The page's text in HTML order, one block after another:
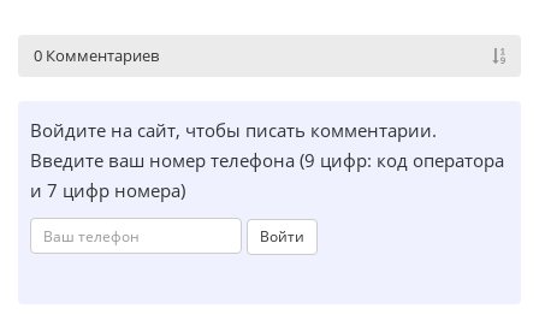
0 Комментариев
Войдите на сайт, чтобы писать комментарии.
Введите ваш номер телефона (9 цифр: код оператора
и 7 цифр номера)
Войти